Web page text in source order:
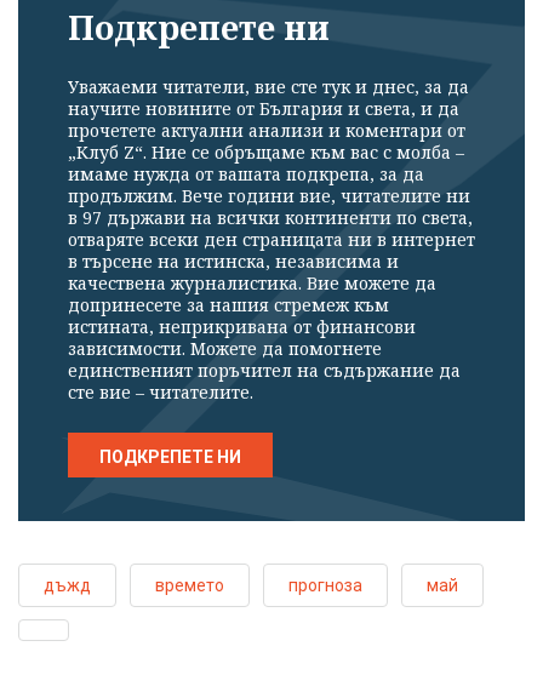
Подкрепете ни
Уважаеми читатели, вие сте тук и днес, за да
научите новините от България и света, и да
прочетете актуални анализи и коментари от
„Клуб Z“. Ние се обръщаме към вас с молба –
имаме нужда от вашата подкрепа, за да
продължим. Вече години вие, читателите ни
в 97 държави на всички континенти по света,
отваряте всеки ден страницата ни в интернет
в търсене на истинска, независима и
качествена журналистика. Вие можете да
допринесете за нашия стремеж към
истината, неприкривана от финансови
зависимости. Можете да помогнете
единственият поръчител на съдържание да
сте вие – читателите.
ПОДКРЕПЕТЕ НИ
дъжд времето прогноза май